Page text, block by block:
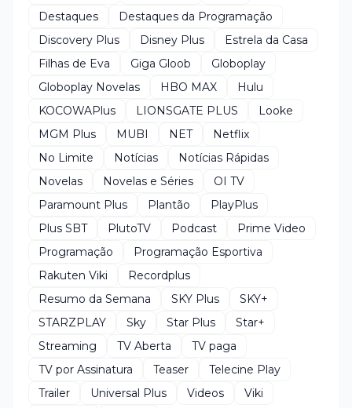
Destaques
Destaques da Programação
Discovery Plus
Disney Plus
Estrela da Casa
Filhas de Eva
Giga Gloob
Globoplay
Globoplay Novelas
HBO MAX
Hulu
KOCOWAPlus
LIONSGATE PLUS
Looke
MGM Plus
MUBI NET
Netflix
No Limite
Notícias
Notícias Rápidas
Novelas
Novelas e Séries
OI TV
Paramount Plus
Plantão
PlayPlus
Plus SBT
PlutoTV Podcast
Prime Video
Programação
Programação Esportiva
Rakuten Viki
Recordplus
Resumo da Semana
SKY Plus
SKY+
STARZPLAY
Sky Star Plus
Star+
Streaming
TV Aberta
TV paga
TV por Assinatura
Teaser
Telecine Play
Trailer
Universal Plus Videos
Viki